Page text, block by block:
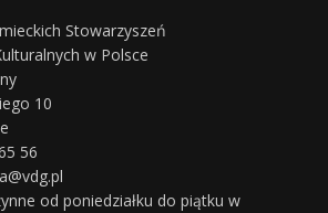
Stowarzyszeń
w Polsce
10
56
od poniedziałku do piątku w